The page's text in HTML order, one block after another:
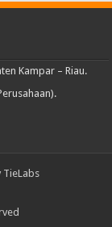
Kampar – Riau.
TieLabs